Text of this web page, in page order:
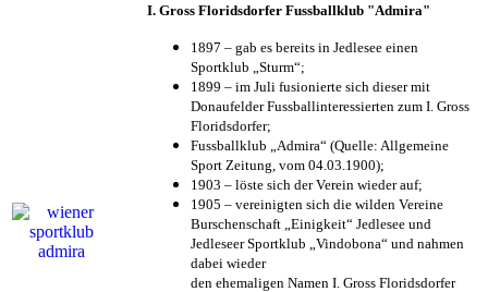
I. Gross Floridsdorfer Fussballklub "Admira"
1897 – gab es bereits in Jedlesee einen
Sportklub „Sturm“;
1899 – im Juli fusionierte sich dieser mit
Donaufelder Fussballinteressierten zum I. Gross
Floridsdorfer;
Fussballklub „Admira“ (Quelle: Allgemeine
Sport Zeitung, vom 04.03.1900);
1903 – löste sich der Verein wieder auf;
1905 – vereinigten sich die wilden Vereine
Burschenschaft „Einigkeit“ Jedlesee und
Jedleseer Sportklub „Vindobona“ und nahmen
dabei wieder
den ehemaligen Namen I. Gross Floridsdorfer